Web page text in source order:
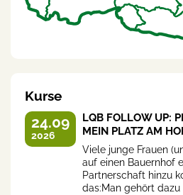
Kurse
24.09
2026
LQB FOLLOW UP:
MEIN PLATZ AM
Viele junge Frauen
auf einen Bauernhof
Partnerschaft hinzu
das:Man gehört